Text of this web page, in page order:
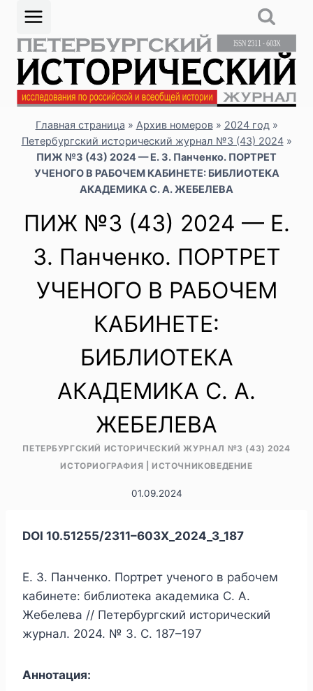
Перейти
содержимому
Главная страница » Архив номеров» 2024 год »
Петербургский исторический журнал №3 (43) 2024»
ПИЖ №3 (43) 2024 — Е. З. Панченко. ПОРТРЕТ
УЧЕНОГО В РАБОЧЕМ КАБИНЕТЕ: БИБЛИОТЕКА
АКАДЕМИКА С. А. ЖЕБЕЛЕВА
ПИЖ №3 (43) 2024 — Е.
З. Панченко. ПОРТРЕТ
УЧЕНОГО В РАБОЧЕМ
КАБИНЕТЕ:
БИБЛИОТЕКА
АКАДЕМИКА С. А.
ЖЕБЕЛЕВА
ПЕТЕРБУРГСКИЙ ИСТОРИЧЕСКИЙ ЖУРНАЛ №3 (43) 2024
ИСТОРИОГРАФИЯ
ИСТОЧНИКОВЕДЕНИЕ
01.09.2024
DOI 10.51255/2311–603X_2024_3_187
Е. З. Панченко. Портрет ученого в рабочем
кабинете: библиотека академика С. А.
Жебелева // Петербургский исторический
журнал. 2024. № 3. С. 187–197
Аннотация: